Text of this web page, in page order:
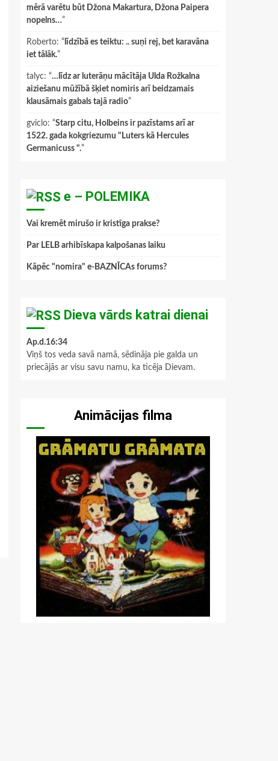
mērā varētu būt Džona Makartura, Džona Paipera
nopelns…”
Roberto: “ līdzībā es teiktu: .. suņi rej, bet karavāna
iet tālāk.”
talyc: “…līdz ar luterāņu mācītāja Ulda Rožkalna
aiziešanu mūžībā šķiet nomiris arī beidzamais
klausāmais gabals tajā radio”
gviclo: “Starp citu, Holbeins ir pazīstams arī ar
1522. gada kokgriezumu "Luters kā Hercules
Germanicuss ".”
e – POLEMIKA
Vai kremēt mirušo ir kristīga prakse?
Par LELB arhibīskapa kalpošanas laiku
Kāpēc "nomira" e-BAZNĪCAs forums?
Dieva vārds katrai dienai
Ap.d.16:34
Viņš tos veda savā namā, sēdināja pie galda un
priecājās ar visu savu namu, ka ticēja Dievam.
Animācijas filma